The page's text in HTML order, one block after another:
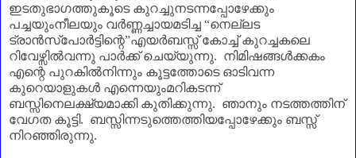
ഇടതുഭാഗത്തുകൂടെ കുറച്ചുനടന്നപ്പോഴേക്കും
പച്ചയുംനീലയും വർണ്ണച്ചായമടിച്ച “നെല്ലട
ട്രാൻസ്പോർട്ടിന്റെ”എയർബസ്സ് കോച്ച് കുറച്ചകലെ
റിവേഴ്സിൽവന്നു പാർക്ക് ചെയ്യുന്നു. നിമിഷങ്ങൾക്കകം
എന്റെ പുറകിൽനിന്നും കൂട്ടത്തോടെ ഓടിവന്ന
കുറെയാളുകൾ എന്നെയുംമറികടന്ന്
ബസ്സിനെലക്ഷ്യമാക്കി കുതിക്കുന്നു. ഞാനും നടത്തത്തിന്‌
വേഗത കൂട്ടി. ബസ്സിന്നടുത്തെത്തിയപ്പോഴേക്കും ബസ്സ്
നിറഞ്ഞിരുന്നു.